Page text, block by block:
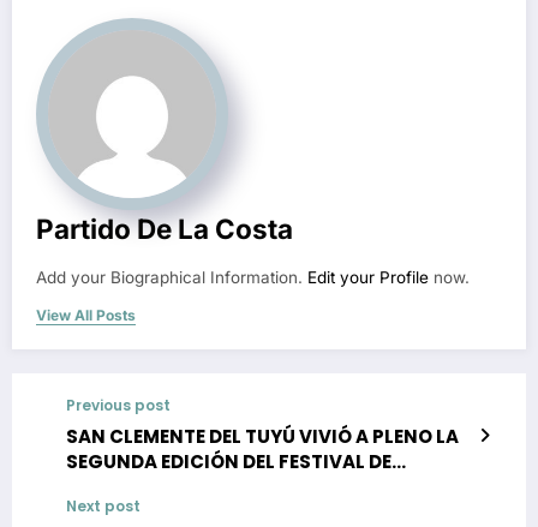
Partido De La Costa
Add your Biographical Information. Edit your Profile now.
View All Posts
Previous post
SAN CLEMENTE DEL TUYÚ VIVIÓ A PLENO LA
SEGUNDA EDICIÓN DEL FESTIVAL DE
Next post